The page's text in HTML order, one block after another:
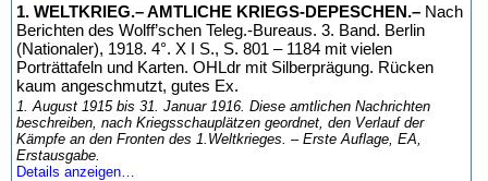
1. WELTKRIEG.– AMTLICHE KRIEGS-DEPESCHEN.– Nach
Berichten des Wolff’schen Teleg.-Bureaus. 3. Band. Berlin
(Nationaler), 1918. 4°. X I S., S. 801 – 1184 mit vielen
Porträttafeln und Karten. OHLdr mit Silberprägung. Rücken
kaum angeschmutzt, gutes Ex.
1. August 1915 bis 31. Januar 1916. Diese amtlichen Nachrichten
beschreiben, nach Kriegsschauplätzen geordnet, den Verlauf der
Kämpfe an den Fronten des 1.Weltkrieges. – Erste Auflage, EA,
Erstausgabe.
Details anzeigen…